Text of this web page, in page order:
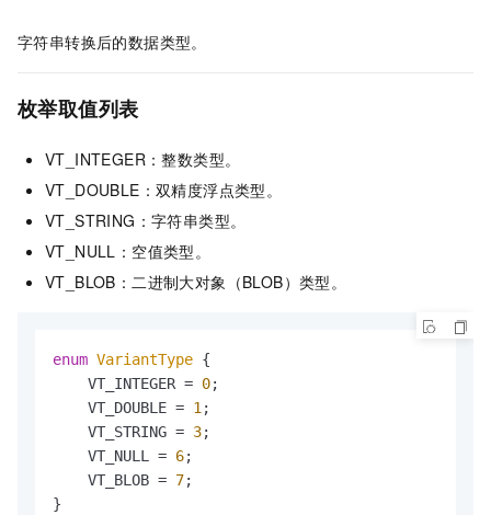
字符串转换后的数据类型。
枚举取值列表
VT_INTEGER：整数类型。
VT_DOUBLE：双精度浮点类型。
VT_STRING：字符串类型。
VT_NULL：空值类型。
VT_BLOB：二进制大对象（BLOB）类型。
enum VariantType {
    VT_INTEGER =
0;
    VT_DOUBLE =
1 ;
    VT_STRING =
3;
    VT_NULL =
6;
    VT_BLOB =
7;
}